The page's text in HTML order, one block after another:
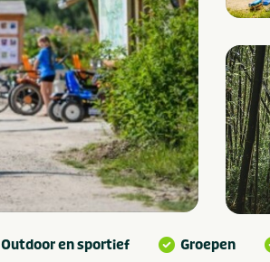
Outdoor en sportief Groepen